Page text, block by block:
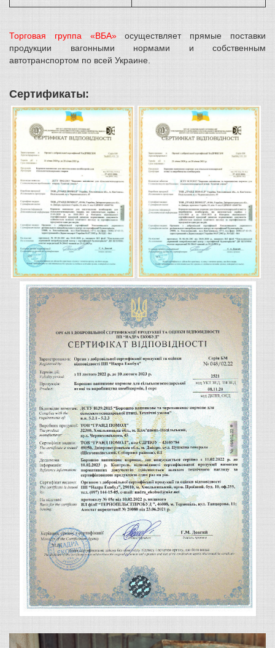
Торговая группа «ВБА»осуществляет прямые поставки
продукции вагонными нормами и собственным
автотранспортом по всей Украине.
Сертификаты: